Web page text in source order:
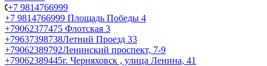
+7 9814766999
+7 9814766999 Площадь Победы 4
+79062377475 Флотская 3
+79637398738Летний Проезд 33
+79062389792Ленинский проспект, 7-9
+79062389445г. Черняховск , улица Ленина, 41